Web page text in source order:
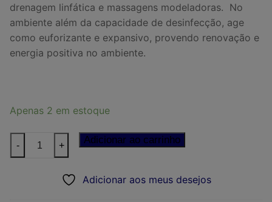
drenagem linfática e massagens modeladoras. No
ambiente além da capacidade de desinfecção, age
como euforizante e expansivo, provendo renovação e
energia positiva no ambiente.
Apenas 2 em estoque
ESSENCIAL
- + Adicionar ao carrinho
Adicionar aos meus desejos